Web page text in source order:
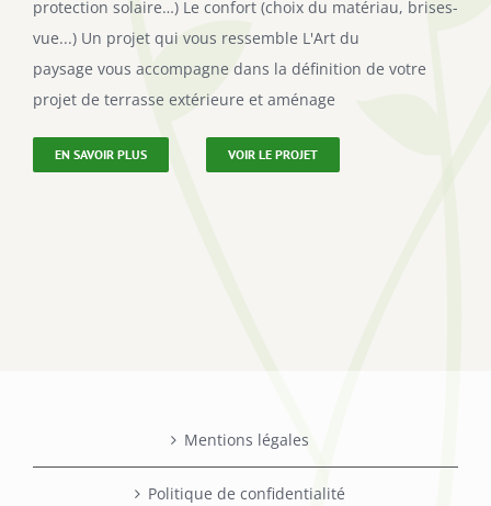
protection solaire…) Le confort (choix du matériau, brises-
vue...) Un projet qui vous ressemble L'Art du
paysage vous accompagne dans la définition de votre
projet de terrasse extérieure et aménage
EN SAVOIR PLUS VOIR LE PROJET
Mentions légales
Politique de confidentialité